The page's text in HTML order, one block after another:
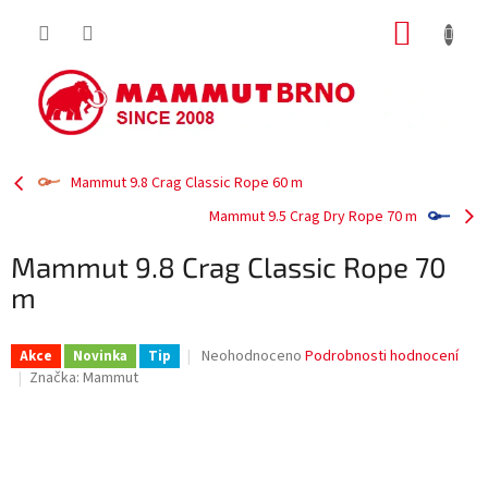
Mammut 9.8 Crag Classic Rope 60 m
Mammut 9.5 Crag Dry Rope 70 m
Mammut 9.8 Crag Classic Rope 70
m
Akce Novinka Tip
Průměrné
Neohodnoceno Podrobnosti hodnocení
Značka: Mammut